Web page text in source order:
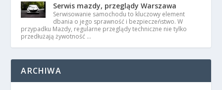
Serwis mazdy, przeglądy Warszawa
Serwisowanie samochodu to kluczowy element
dbania o jego sprawność i bezpieczeństwo. W
przypadku Mazdy, regularne przeglądy techniczne nie tylko
przedłużają żywotność …
ARCHIWA